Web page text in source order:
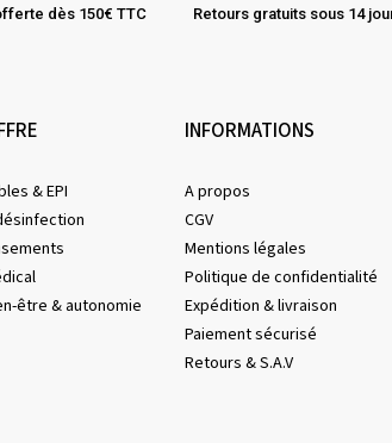
dès 150€ TTC Retours gratuits sous 14
& EPI
être & autonomie
INFORMATIONS
A propos
CGV
Mentions légales
Politique de confidentialité
Expédition & livraison
Paiement sécurisé
Retours & S.A.V